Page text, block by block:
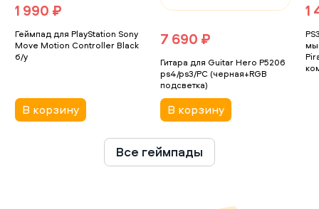
1 990 ₽
Геймпад для PlayStation Sony
Move Motion Controller Black
б/у
В корзину
7 690 ₽
Гитара для Guitar Hero P5206
ps4/ps3/PC (черная+RGB
подсветка)
В корзину
1
Все геймпады